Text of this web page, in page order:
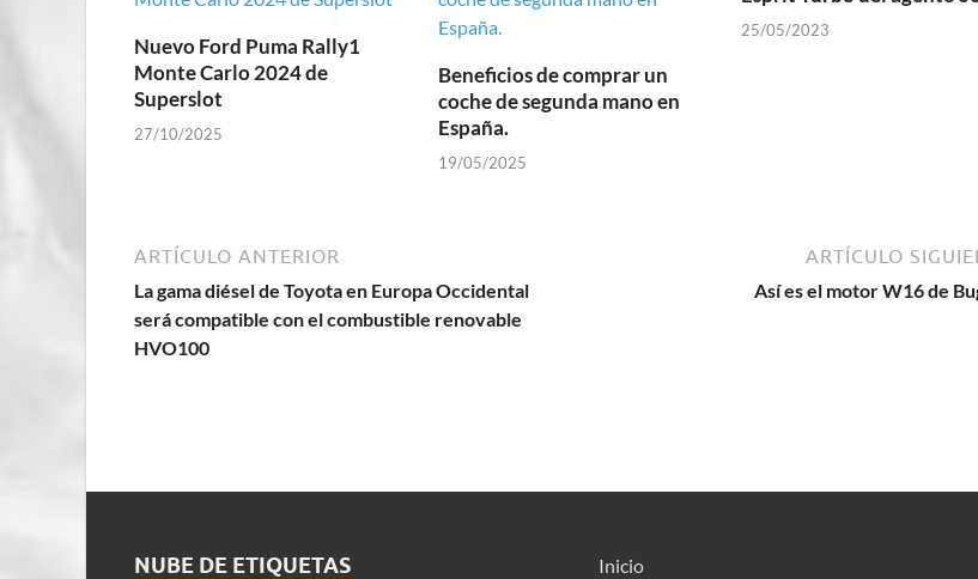
Nuevo Ford Puma Rally1
Monte Carlo 2024 de
Superslot
27/10/2025
Beneficios de comprar un
coche de segunda mano en
España.
19/05/2025
25/05/2023
ARTÍCULO ANTERIOR
La gama diésel de Toyota en Europa Occidental
será compatible con el combustible renovable
HVO100
ARTÍCULO
Así es el motor W16 de
NUBE DE ETIQUETAS
Inicio